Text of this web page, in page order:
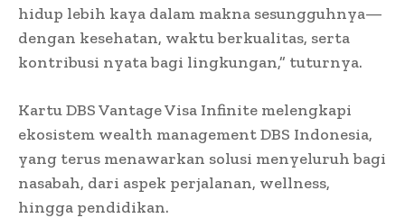
hidup lebih kaya dalam makna sesungguhnya—
dengan kesehatan, waktu berkualitas, serta
kontribusi nyata bagi lingkungan,” tuturnya.
Kartu DBS Vantage Visa Infinite melengkapi
ekosistem wealth management DBS Indonesia,
yang terus menawarkan solusi menyeluruh bagi
nasabah, dari aspek perjalanan, wellness,
hingga pendidikan.